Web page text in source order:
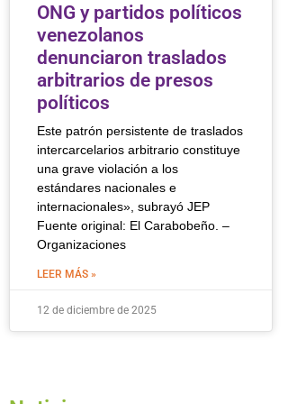
ONG y partidos políticos
venezolanos
denunciaron traslados
arbitrarios de presos
políticos
Este patrón persistente de traslados
intercarcelarios arbitrario constituye
una grave violación a los
estándares nacionales e
internacionales», subrayó JEP
Fuente original: El Carabobeño. –
Organizaciones
LEER MÁS »
12 de diciembre de 2025